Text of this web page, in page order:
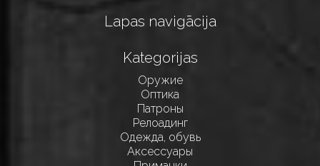
Lapas navigācija
Kategorijas
Оружие
Оптика
Патроны
Релоадинг
Одежда, обувь
Аксессуары